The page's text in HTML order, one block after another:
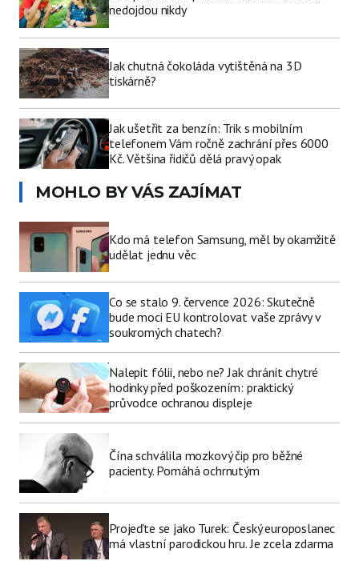
nedojdou nikdy
Jak chutná čokoláda vytištěná na 3D
tiskárně?
Jak ušetřit za benzín: Trik s mobilním
telefonem Vám ročně zachrání přes 6000
Kč. Většina řidičů dělá pravý opak
MOHLO BY VÁS ZAJÍMAT
Kdo má telefon Samsung, měl by okamžitě
udělat jednu věc
Co se stalo 9. července 2026: Skutečně
bude moci EU kontrolovat vaše zprávy v
soukromých chatech?
Nalepit fólii, nebo ne? Jak chránit chytré
hodinky před poškozením: praktický
průvodce ochranou displeje
Čína schválila mozkový čip pro běžné
pacienty. Pomáhá ochrnutým
Projeďte se jako Turek: Český europoslanec
má vlastní parodickou hru. Je zcela zdarma